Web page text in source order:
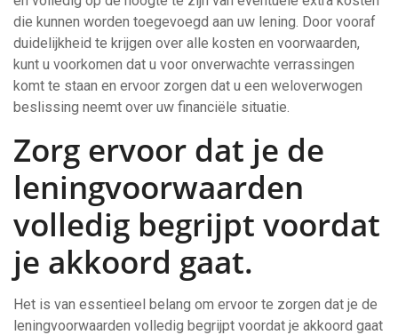
die kunnen worden toegevoegd aan uw lening. Door vooraf
duidelijkheid te krijgen over alle kosten en voorwaarden,
kunt u voorkomen dat u voor onverwachte verrassingen
komt te staan en ervoor zorgen dat u een weloverwogen
beslissing neemt over uw financiële situatie.
Zorg ervoor dat je de
leningvoorwaarden
volledig begrijpt voordat
je akkoord gaat.
Het is van essentieel belang om ervoor te zorgen dat je de
leningvoorwaarden volledig begrijpt voordat je akkoord gaat